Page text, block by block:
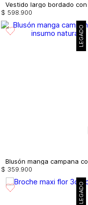
$ 598.900
LEGADO
$ 359 900
LEGADO